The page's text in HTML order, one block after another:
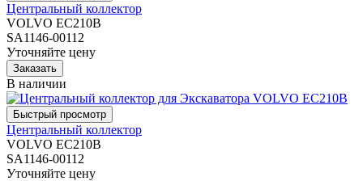
Центральный коллектор
VOLVO EC210B
SA1146-00112
Уточняйте цену
В наличии
Центральный коллектор
VOLVO EC210B
SA1146-00112
Уточняйте цену